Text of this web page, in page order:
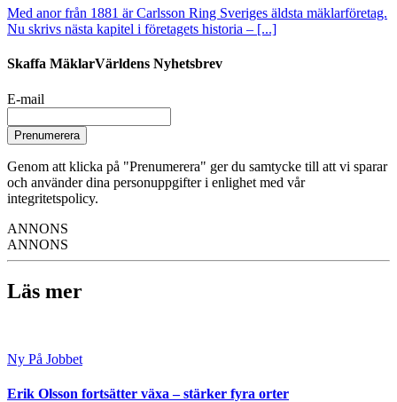
Med anor från 1881 är Carlsson Ring Sveriges äldsta mäklarföretag.
Nu skrivs nästa kapitel i företagets historia – [...]
Skaffa MäklarVärldens Nyhetsbrev
E-mail
Prenumerera
Genom att klicka på "Prenumerera" ger du samtycke till att vi sparar
och använder dina personuppgifter i enlighet med vår
integritetspolicy.
ANNONS
ANNONS
Läs mer
Ny På Jobbet
Erik Olsson fortsätter växa – stärker fyra orter